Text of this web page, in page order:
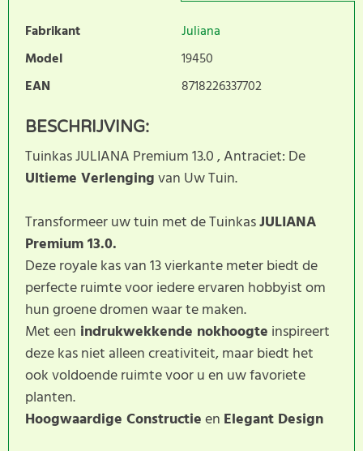
Fabrikant
Juliana
Model
19450
EAN
8718226337702
BESCHRIJVING:
Tuinkas JULIANA Premium 13.0 , Antraciet: De
Ultieme Verlengingvan Uw Tuin.
Transformeer uw tuin met de TuinkasJULIANA
Premium 13.0.
Deze royale kas van 13 vierkante meter biedt de
perfecte ruimte voor iedere ervaren hobbyist om
hun groene dromen waar te maken.
Met een indrukwekkende nokhoogte inspireert
deze kas niet alleen creativiteit, maar biedt het
ook voldoende ruimte voor u en uw favoriete
planten.
Hoogwaardige Constructieen Elegant Design